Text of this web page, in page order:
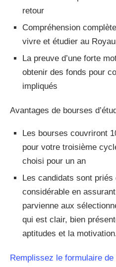
retour
Compréhension
vivre et étudier au
La preuve d’une forte
obtenir des fonds pour
impliqués
Avantages de bourses
Les bourses couvriront
pour votre troisième
choisi pour un an
Les candidats sont
considérable en
parvienne aux
qui est clair, bien
aptitudes et la
Remplissez le formulaire de